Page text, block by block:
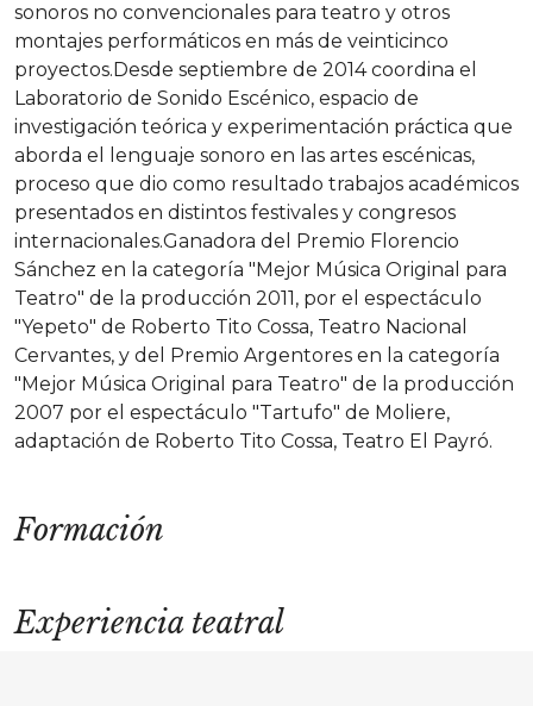
sonoros no convencionales para teatro y otros
montajes performáticos en más de veinticinco
proyectos.Desde septiembre de 2014 coordina el
Laboratorio de Sonido Escénico, espacio de
investigación teórica y experimentación práctica que
aborda el lenguaje sonoro en las artes escénicas,
proceso que dio como resultado trabajos académicos
presentados en distintos festivales y congresos
internacionales.Ganadora del Premio Florencio
Sánchez en la categoría "Mejor Música Original para
Teatro" de la producción 2011, por el espectáculo
"Yepeto" de Roberto Tito Cossa, Teatro Nacional
Cervantes, y del Premio Argentores en la categoría
"Mejor Música Original para Teatro" de la producción
2007 por el espectáculo "Tartufo" de Moliere,
adaptación de Roberto Tito Cossa, Teatro El Payró.
Formación
Experiencia teatral